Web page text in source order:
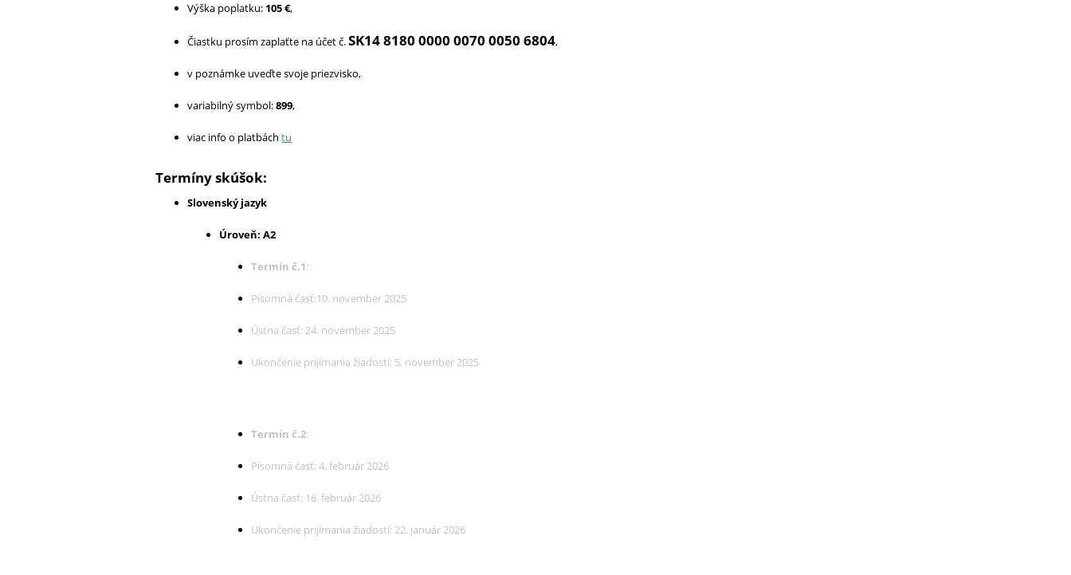
Výška poplatku: 105 €,
Čiastku prosím zaplaťte na účet č.SK14 8180 0000 0070 0050 6804,
v poznámke uveďte svoje priezvisko,
variabilný symbol:899,
viac info o platbáchtu
Termíny skúšok:
Slovenský jazyk
Úroveň: A2
Termín č.1:
Písomná časť:10. november 2025
Ústna časť: 24. november 2025
Ukončenie prijímania žiadostí: 5. november 2025
Termín č.2:
Písomná časť: 4. február 2026
Ústna časť: 16. február 2026
Ukončenie prijímania žiadostí: 22. január 2026